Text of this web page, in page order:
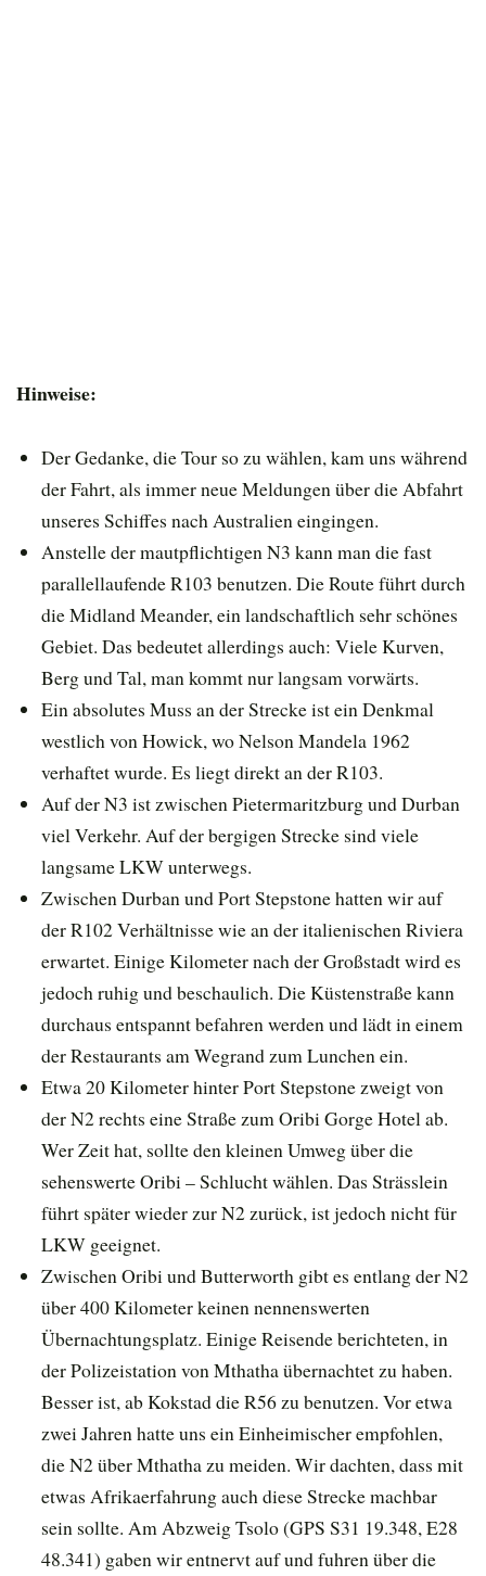
Hinweise:
Der Gedanke, die Tour so zu wählen, kam uns während
der Fahrt, als immer neue Meldungen über die Abfahrt
unseres Schiffes nach Australien eingingen.
Anstelle der mautpflichtigen N3 kann man die fast
parallellaufende R103 benutzen. Die Route führt durch
die Midland Meander, ein landschaftlich sehr schönes
Gebiet. Das bedeutet allerdings auch: Viele Kurven,
Berg und Tal, man kommt nur langsam vorwärts.
Ein absolutes Muss an der Strecke ist ein Denkmal
westlich von Howick, wo Nelson Mandela 1962
verhaftet wurde. Es liegt direkt an der R103.
Auf der N3 ist zwischen Pietermaritzburg und Durban
viel Verkehr. Auf der bergigen Strecke sind viele
langsame LKW unterwegs.
Zwischen Durban und Port Stepstone hatten wir auf
der R102 Verhältnisse wie an der italienischen Riviera
erwartet. Einige Kilometer nach der Großstadt wird es
jedoch ruhig und beschaulich. Die Küstenstraße kann
durchaus entspannt befahren werden und lädt in einem
der Restaurants am Wegrand zum Lunchen ein.
Etwa 20 Kilometer hinter Port Stepstone zweigt von
der N2 rechts eine Straße zum Oribi Gorge Hotel ab.
Wer Zeit hat, sollte den kleinen Umweg über die
sehenswerte Oribi – Schlucht wählen. Das Strässlein
führt später wieder zur N2 zurück, ist jedoch nicht für
LKW geeignet.
Zwischen Oribi und Butterworth gibt es entlang der N2
über 400 Kilometer keinen nennenswerten
Übernachtungsplatz. Einige Reisende berichteten, in
der Polizeistation von Mthatha übernachtet zu haben.
Besser ist, ab Kokstad die R56 zu benutzen. Vor etwa
zwei Jahren hatte uns ein Einheimischer empfohlen,
die N2 über Mthatha zu meiden. Wir dachten, dass mit
etwas Afrikaerfahrung auch diese Strecke machbar
sein sollte. Am Abzweig Tsolo (GPS S31 19.348, E28
48.341) gaben wir entnervt auf und fuhren über die